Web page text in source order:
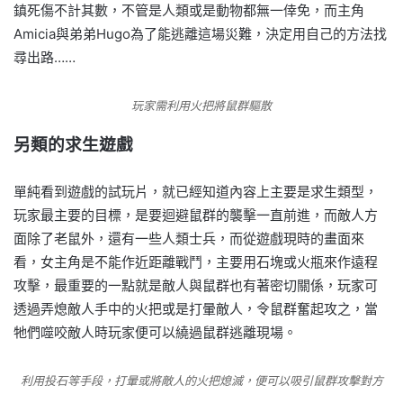
鎮死傷不計其數，不管是人類或是動物都無一倖免，而主角
Amicia與弟弟Hugo為了能逃離這場災難，決定用自己的方法找
尋出路……
玩家需利用火把將鼠群驅散
另類的求生遊戲
單純看到遊戲的試玩片，就已經知道內容上主要是求生類型，
玩家最主要的目標，是要迴避鼠群的襲擊一直前進，而敵人方
面除了老鼠外，還有一些人類士兵，而從遊戲現時的畫面來
看，女主角是不能作近距離戰鬥，主要用石塊或火瓶來作遠程
攻擊，最重要的一點就是敵人與鼠群也有著密切關係，玩家可
透過弄熄敵人手中的火把或是打暈敵人，令鼠群奮起攻之，當
牠們噬咬敵人時玩家便可以繞過鼠群逃離現場。
利用投石等手段，打暈或將敵人的火把熄滅，便可以吸引鼠群攻擊對方